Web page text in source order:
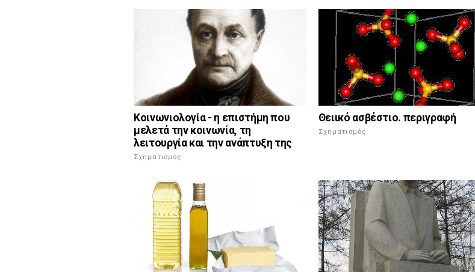
Κοινωνιολογία - η επιστήμη που
μελετά την κοινωνία, τη
λειτουργία και την ανάπτυξη της
Σχηματισμός
Θειικό ασβέστιο. περιγραφή
Σχηματισμός